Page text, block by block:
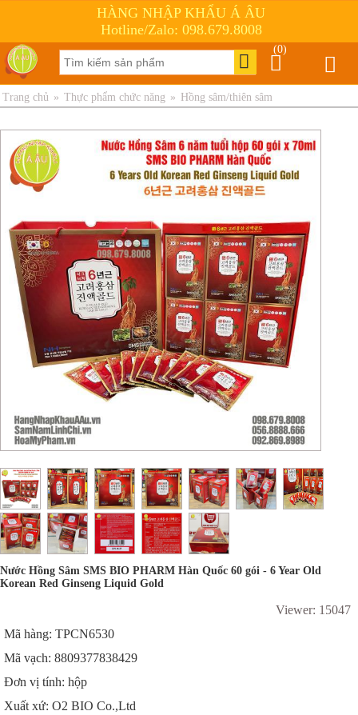
HÀNG NHẬP KHẨU Á ÂU
Hotline/Zalo: 098.679.8008
(0)
Trang chủ » Thực phẩm chức năng » Hồng sâm/thiên sâm
Nước Hồng Sâm SMS BIO PHARM Hàn Quốc 60 gói - 6 Year Old
Korean Red Ginseng Liquid Gold
Viewer: 15047
Mã hàng: TPCN6530
Mã vạch: 8809377838429
Đơn vị tính: hộp
Xuất xứ: O2 BIO Co.,Ltd